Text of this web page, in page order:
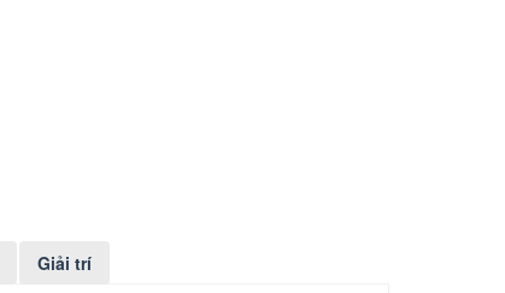
Giải trí